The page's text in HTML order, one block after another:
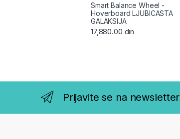
Smart Balance Wheel -
Hoverboard LJUBICASTA
GALAKSIJA
17,880.00 din
Prijavite se na newsletter